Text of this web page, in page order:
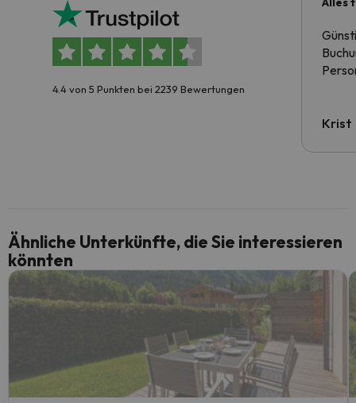
4.4 von 5 Punkten bei 2239 Bewertungen
Krist
Ähnliche Unterkünfte, die Sie interessieren
könnten